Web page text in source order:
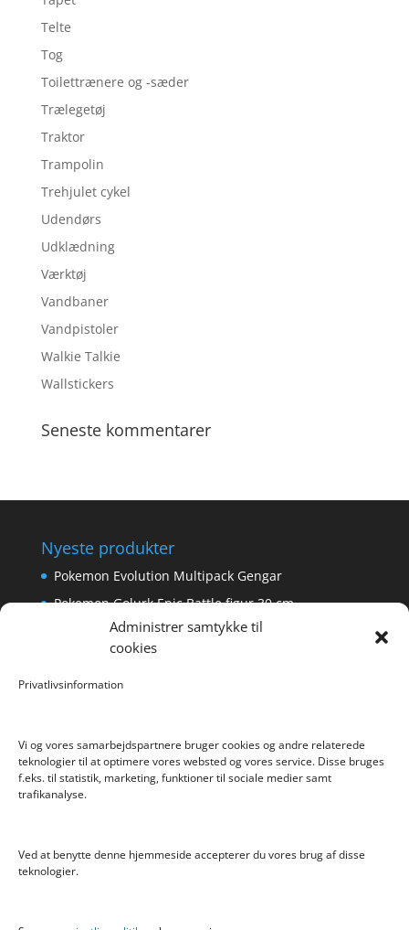
Administrer samtykke til
cookies
Privatlivsinformation
Vi og vores samarbejdspartnere bruger cookies og andre relaterede
teknologier til at optimere vores websted og vores service. Disse bruges
f.eks. til statistik, marketing, funktioner til sociale medier samt
trafikanalyse.
Ved at benytte denne hjemmeside accepterer du vores brug af disse
teknologier.
Telte
Tog
Toilettrænere og -sæder
Trælegetøj
Traktor
Trampolin
Trehjulet cykel
Udendørs
Udklædning
Værktøj
Vandbaner
Vandpistoler
Walkie Talkie
Wallstickers
Seneste kommentarer
Nyeste produkter
Pokemon Evolution Multipack Gengar
Pokemon Golurk Epic Battle figur 30 cm
Scalextric Digital -Easyfit Digital Plug
Care Bear Love-A-Lot ECO Bamse 36cm
Bratz Stylin Dukke Cloe
Info
Kontakt
Privatlivspolitik